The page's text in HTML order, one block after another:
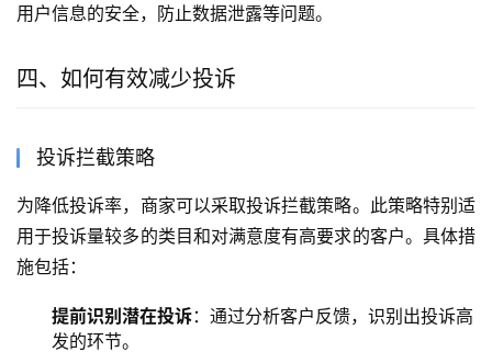
用户信息的安全，防止数据泄露等问题。
四、如何有效减少投诉
投诉拦截策略
为降低投诉率，商家可以采取投诉拦截策略。此策略特别适
用于投诉量较多的类目和对满意度有高要求的客户。具体措
施包括：
提前识别潜在投诉：通过分析客户反馈，识别出投诉高
发的环节。